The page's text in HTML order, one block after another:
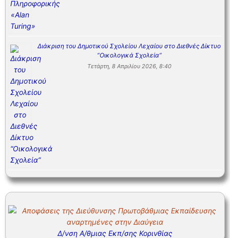
Διάκριση του Δημοτικού Σχολείου Λεχαίου στο Διεθνές Δίκτυο
“Οικολογικά Σχολεία”
Τετάρτη, 8 Απριλίου 2026, 8:40
Δ/νση Α/θμιας Εκπ/σης Κορινθίας